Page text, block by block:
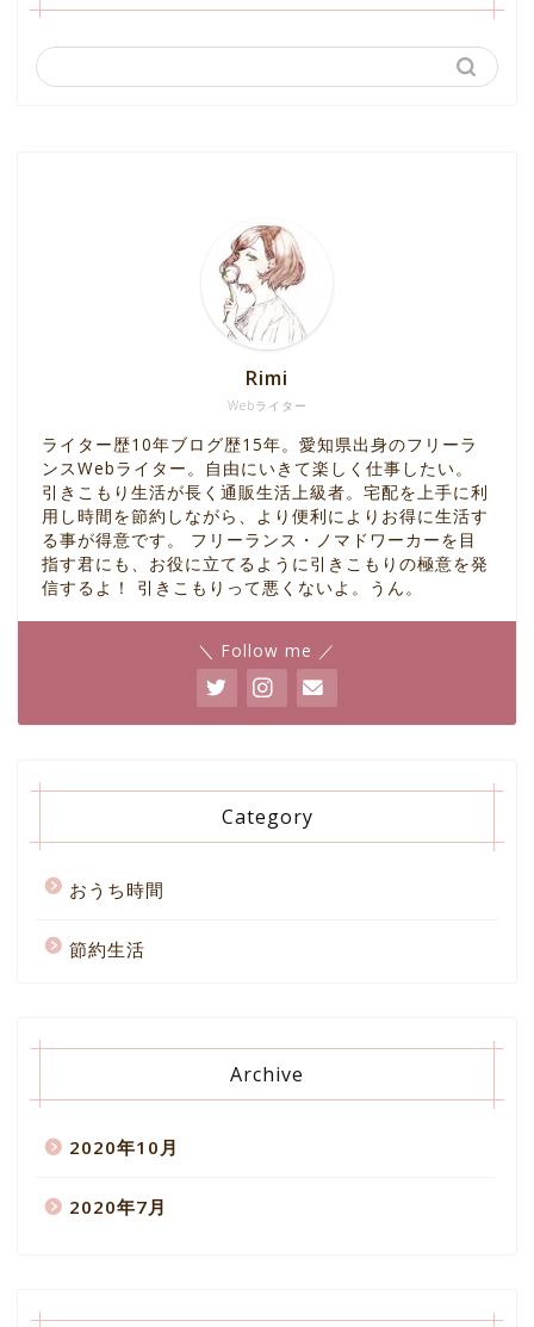
Webライター
Rimi
ライター歴10年ブログ歴15年。愛知県出身のフリーラ
ンスWebライター。自由にいきて楽しく仕事したい。
引きこもり生活が長く通販生活上級者。宅配を上手に利
用し時間を節約しながら、より便利によりお得に生活す
る事が得意です。 フリーランス・ノマドワーカーを目
指す君にも、お役に立てるように引きこもりの極意を発
信するよ！ 引きこもりって悪くないよ。うん。
＼ Follow me ／
Category
おうち時間
節約生活
Archive
2020年10月
2020年7月